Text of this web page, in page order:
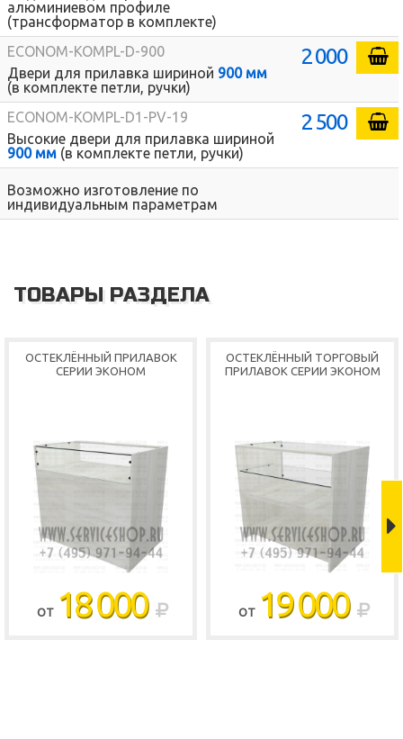
алюминиевом профиле
(трансформатор в комплекте)
ECONOM-KOMPL-D-900
Двери для прилавка шириной 900 мм
(в комплекте петли, ручки)
2 000
ECONOM-KOMPL-D1-PV-19
Высокие двери для прилавка шириной
900 мм (в комплекте петли, ручки)
2 500
Возможно изготовление по
индивидуальным параметрам
ТОВАРЫ РАЗДЕЛА
ОСТЕКЛЁННЫЙ ПРИЛАВОК
СЕРИИ ЭКОНОМ
ОТ 18 000
ОСТЕКЛЁННЫЙ ТОРГОВЫЙ
ПРИЛАВОК СЕРИИ ЭКОНОМ
ОТ 19 000